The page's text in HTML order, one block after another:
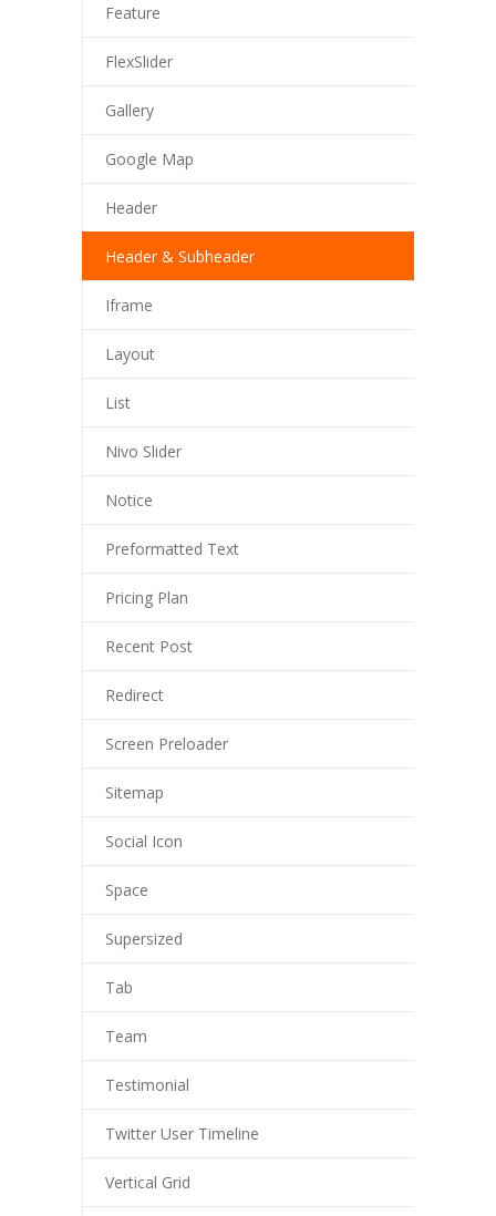
Feature
FlexSlider
Gallery
Google Map
Header
Header & Subheader
Iframe
Layout
List
Nivo Slider
Notice
Preformatted Text
Pricing Plan
Recent Post
Redirect
Screen Preloader
Sitemap
Social Icon
Space
Supersized
Tab
Team
Testimonial
Twitter User Timeline
Vertical Grid